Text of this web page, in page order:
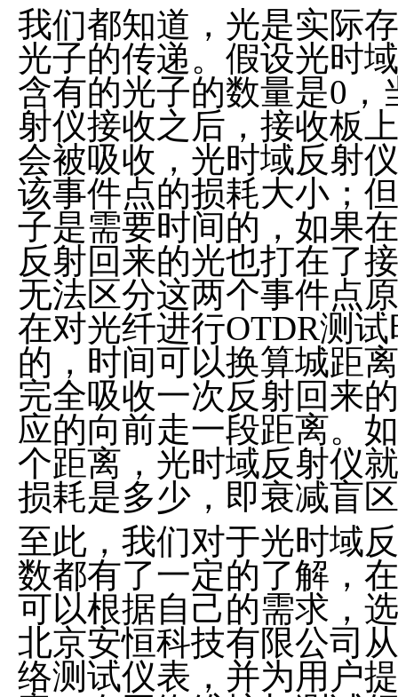
我们都知道，光是实际
光子的传递。假设光时
含有的光子的数量是0
射仪接收之后，接收板
会被吸收，光时域反射
该事件点的损耗大小；
子是需要时间的，如果
反射回来的光也打在了
无法区分这两个事件点
在对光纤进行OTDR测
的，时间可以换算城距
完全吸收一次反射回来
应的向前走一段距离。
个距离，光时域反射仪
损耗是多少，即衰减盲
至此，我们对于光时域
数都有了一定的了解，
可以根据自己的需求，
北京安恒科技有限公司
络测试仪表，并为用户